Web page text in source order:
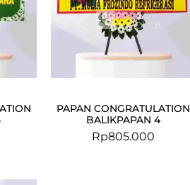
PAPAN CONGRATULATION
BALIKPAPAN 4
Rp805.000